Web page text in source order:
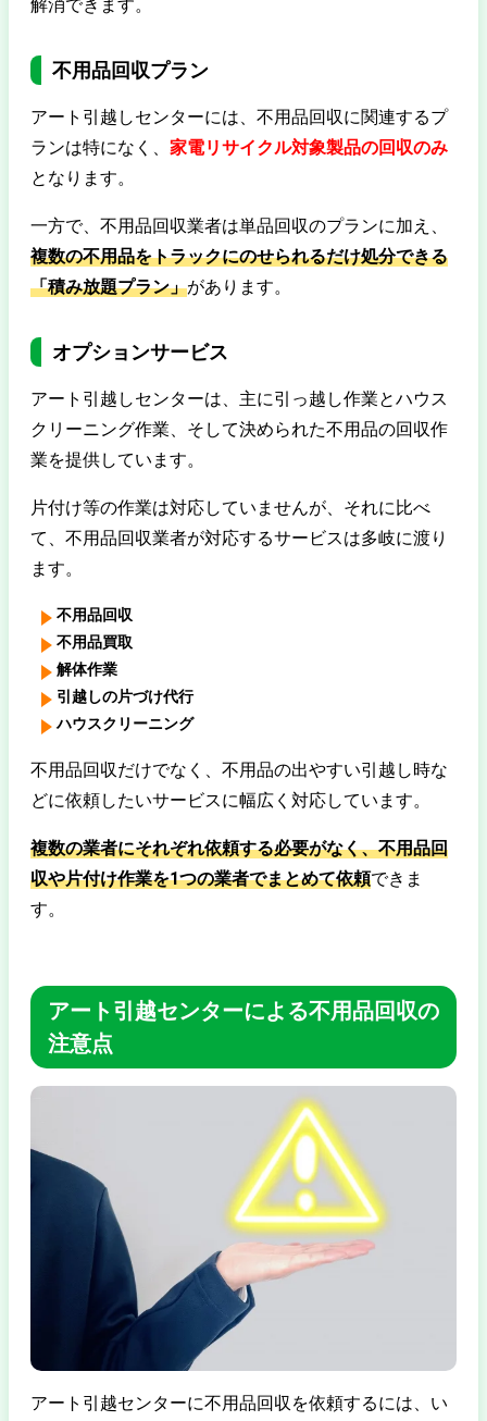
解消できます。
不用品回収プラン
アート引越しセンターには、不用品回収に関連するプ
ランは特になく、 家電リサイクル対象製品の回収のみ
となります。
一方で、不用品回収業者は単品回収のプランに加え、
複数の不用品をトラックにのせられるだけ処分できる
「積み放題プラン」があります。
オプションサービス
アート引越しセンターは、主に引っ越し作業とハウス
クリーニング作業、そして決められた不用品の回収作
業を提供しています。
片付け等の作業は対応していませんが、それに比べ
て、不用品回収業者が対応するサービスは多岐に渡り
ます。
不用品回収
不用品買取
解体作業
引越しの片づけ代行
ハウスクリーニング
不用品回収だけでなく、不用品の出やすい引越し時な
どに依頼したいサービスに幅広く対応しています。
複数の業者にそれぞれ依頼する必要がなく、不用品回
収や片付け作業を1つの業者でまとめて依頼できま
す。
アート引越センターによる不用品回収の
注意点
アート引越センターに不用品回収を依頼するには、い